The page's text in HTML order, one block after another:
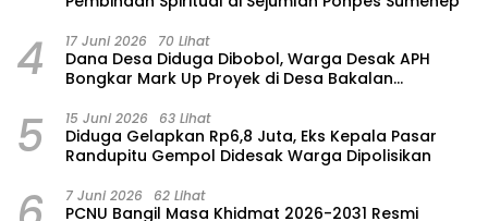
4 17 Juni 2026 70 Lihat
Dana Desa Diduga Dibobol, Warga Desak APH
Bongkar Mark Up Proyek di Desa Bakalan
5 15 Juni 2026 63 Lihat
‎Diduga Gelapkan Rp6,8 Juta, Eks Kepala Pasar
Randupitu Gempol Didesak Warga Dipolisikan
7 Juni 2026 62 Lihat
‎PCNU Bangil Masa Khidmat 2026-2031 Resmi